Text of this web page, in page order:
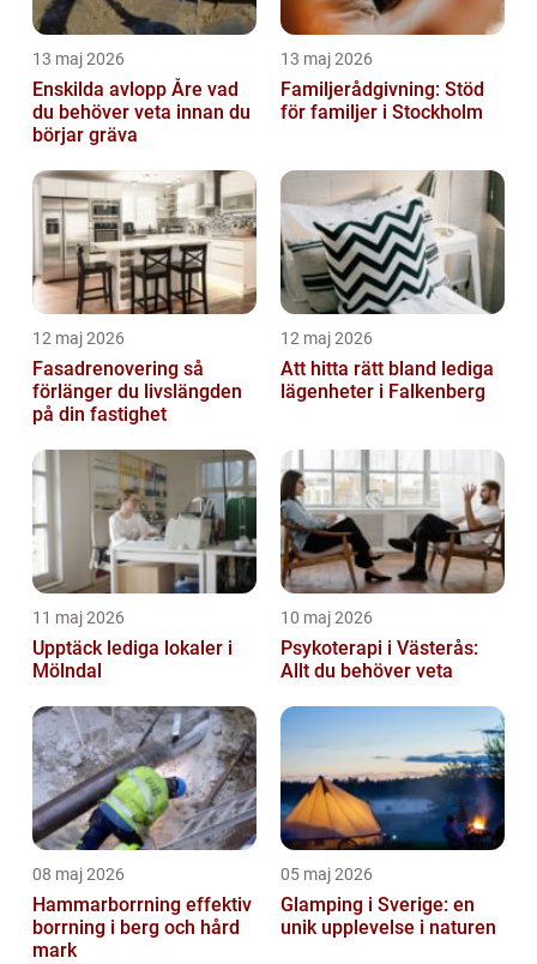
13 maj 2026
Enskilda avlopp Åre vad
du behöver veta innan du
börjar gräva
13 maj 2026
Familjerådgivning: Stöd
för familjer i Stockholm
12 maj 2026
Fasadrenovering så
förlänger du livslängden
på din fastighet
12 maj 2026
Att hitta rätt bland lediga
lägenheter i Falkenberg
11 maj 2026
Upptäck lediga lokaler i
Mölndal
10 maj 2026
Psykoterapi i Västerås:
Allt du behöver veta
08 maj 2026
Hammarborrning effektiv
borrning i berg och hård
mark
05 maj 2026
Glamping i Sverige: en
unik upplevelse i naturen